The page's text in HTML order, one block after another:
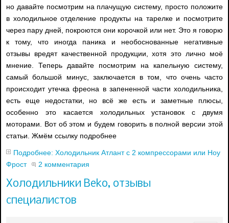
но давайте посмотрим на плачущую систему, просто положите
в холодильное отделение продукты на тарелке и посмотрите
через пару дней, покроются они корочкой или нет. Это я говорю
к тому, что иногда паника и необоснованные негативные
отзывы вредят качественной продукции, хотя это лично моё
мнение. Теперь давайте посмотрим на капельную систему,
самый большой минус, заключается в том, что очень часто
происходит утечка фреона в запененной части холодильника,
есть еще недостатки, но всё же есть и заметные плюсы,
особенно это касается холодильных установок с двумя
моторами. Вот об этом и будем говорить в полной версии этой
статьи. Жмём ссылку подробнее
Подробнее: Холодильник Атлант с 2 компрессорами или Ноу
Фрост
2 комментария
Холодильники Beko, отзывы
специалистов